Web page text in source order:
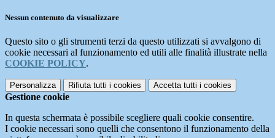
Nessun contenuto da visualizzare
Questo sito o gli strumenti terzi da questo utilizzati si avvalgono di
cookie necessari al funzionamento ed utili alle finalità illustrate nella
COOKIE POLICY.
Personalizza Rifiuta tutti i cookies Accetta tutti i cookies
Gestione cookie
In questa schermata è possibile scegliere quali cookie consentire.
I cookie necessari sono quelli che consentono il funzionamento della